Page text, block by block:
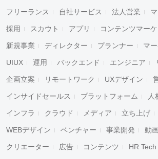
フリーランス 自社サービス 法人営業
採用 スカウト アプリ コンテンツマー
新規事業 ディレクター プランナー マ
UIUX 運用 バックエンド エンジニア
企画立案 リモートワーク UXデザイン
インサイドセールス プラットフォーム 人
インフラ クラウド メディア 立ち上げ
WEBデザイン ベンチャー 事業開発 動
クリエーター 広告 コンテンツ HR Tech